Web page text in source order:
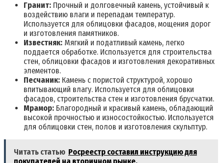
Гранит: Прочный и долговечный камень, устойчивый к
воздействию влаги и перепадам температур.
Используется для облицовки фасадов, мощения дорог
и изготовления памятников.
Известняк: Мягкий и податливый камень, легко
поддается обработке. Используется для строительства
стен, облицовки фасадов и изготовления декоративных
элементов.
Песчаник: Камень с пористой структурой, хорошо
впитывающий влагу. Используется для облицовки
фасадов, строительства стен и изготовления брусчатки.
Мрамор: Благородный и красивый камень, обладающий
высокой прочностью и износостойкостью. Используется
для облицовки стен, полов и изготовления скульптур.
Читать статью Росреестр составил инструкцию для